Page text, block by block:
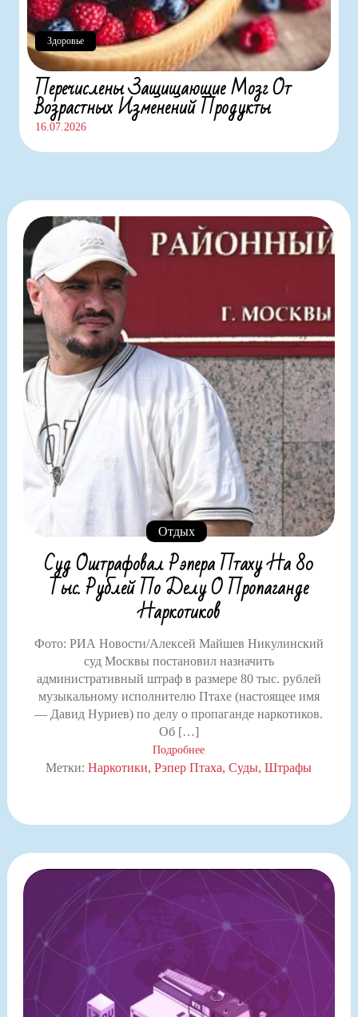
Перечислены Защищающие Мозг От
Возрастных Изменений Продукты
16.07.2026
Здоровье
Отдых
Суд Оштрафовал Рэпера Птаху На 80
Тыс. Рублей По Делу О Пропаганде
Наркотиков
Фото: РИА Новости/Алексей Майшев Никулинский
суд Москвы постановил назначить
административный штраф в размере 80 тыс. рублей
музыкальному исполнителю Птахе (настоящее имя
— Давид Нуриев) по делу о пропаганде наркотиков.
Об […]
Подробнее
Метки:Наркотики Рэпер Птаха Суды Штрафы